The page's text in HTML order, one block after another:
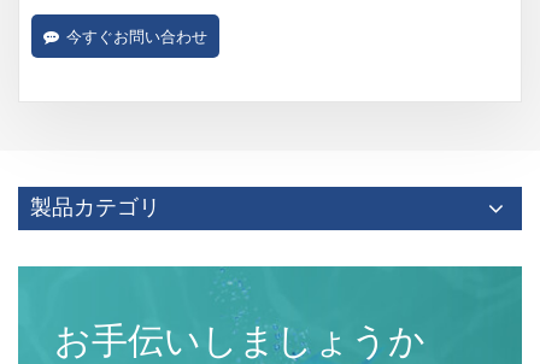
今すぐお問い合わせ
製品カテゴリ
お手伝いしましょうか